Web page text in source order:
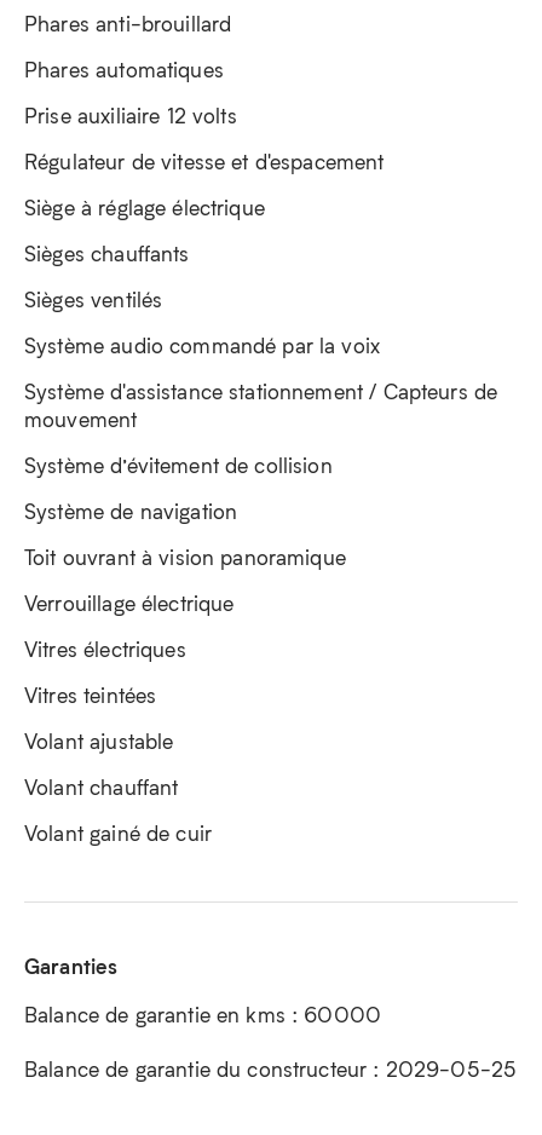
Phares anti-brouillard
Phares automatiques
Prise auxiliaire 12 volts
Régulateur de vitesse et d'espacement
Siège à réglage électrique
Sièges chauffants
Sièges ventilés
Système audio commandé par la voix
Système d'assistance stationnement / Capteurs de
mouvement
Système d’évitement de collision
Système de navigation
Toit ouvrant à vision panoramique
Verrouillage électrique
Vitres électriques
Vitres teintées
Volant ajustable
Volant chauffant
Volant gainé de cuir
Garanties
Balance de garantie en kms : 60000
Balance de garantie du constructeur : 2029-05-25